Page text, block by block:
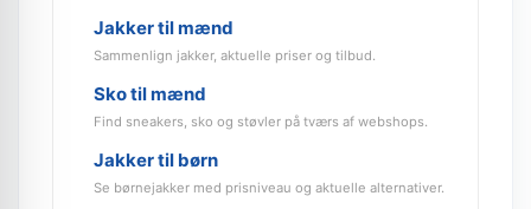
Jakker til mænd
Sammenlign jakker, aktuelle priser og tilbud.
Sko til mænd
Find sneakers, sko og støvler på tværs af webshops.
Jakker til børn
Se børnejakker med prisniveau og aktuelle alternativer.